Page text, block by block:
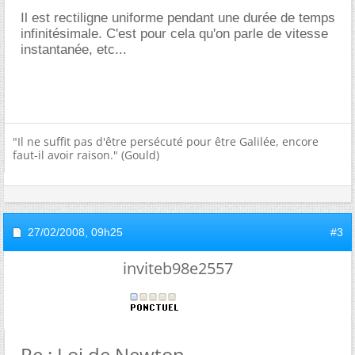
Il est rectiligne uniforme pendant une durée de temps
infinitésimale. C'est pour cela qu'on parle de vitesse
instantanée, etc...
"Il ne suffit pas d'être persécuté pour être Galilée, encore
faut-il avoir raison." (Gould)
27/02/2008, 09h25 #3
inviteb98e2557